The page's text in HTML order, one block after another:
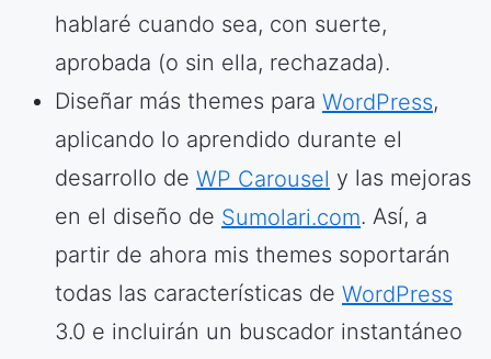
hablaré cuando sea, con suerte,
aprobada (o sin ella, rechazada).
Diseñar más themes para WordPress,
aplicando lo aprendido durante el
desarrollo de WP Carousel y las mejoras
en el diseño de Sumolari.com. Así, a
partir de ahora mis themes soportarán
todas las características de WordPress
3.0 e incluirán un buscador instantáneo